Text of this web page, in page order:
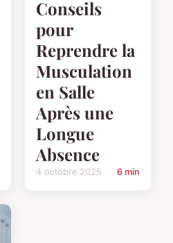
Conseils
pour
Reprendre la
Musculation
en Salle
Après une
Longue
Absence
4 octobre 2025 6 min